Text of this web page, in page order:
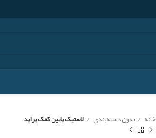
خانه بدون دسته‌بندی لاستیک پایین کمک پراید